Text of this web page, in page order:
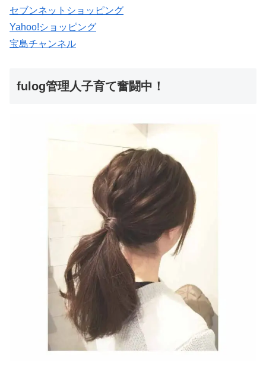
セブンネットショッピング
Yahoo!ショッピング
宝島チャンネル
fulog管理人子育て奮闘中！